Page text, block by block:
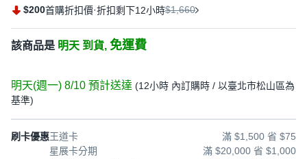
$200首購折扣價·折扣剩下12小時$1,660
該商品是 明天 到貨, 免運費
明天(週一) 8/10 預計送達 (12小時 內訂購時 / 以臺北市松山區為
基準)
刷卡優惠王道卡
滿 $1,500 省 $75
星展卡分期
滿 $20,000 省 $1,000